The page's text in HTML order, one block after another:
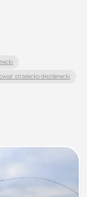
strzelecko-drezdenecki